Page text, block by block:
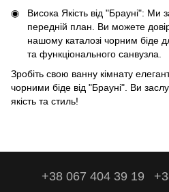
Висока Якість від "Брауні": Ми
передній план. Ви можете
нашому каталозі чорним біде
та функціонального санвузла.
Зробіть свою ванну кімнату
чорними біде від "Брауні". Ви
якість та стиль!
+38 067 404 39 19